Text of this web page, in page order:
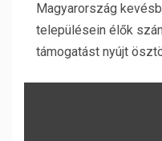
Magyarország
településein élők
támogatást nyújt